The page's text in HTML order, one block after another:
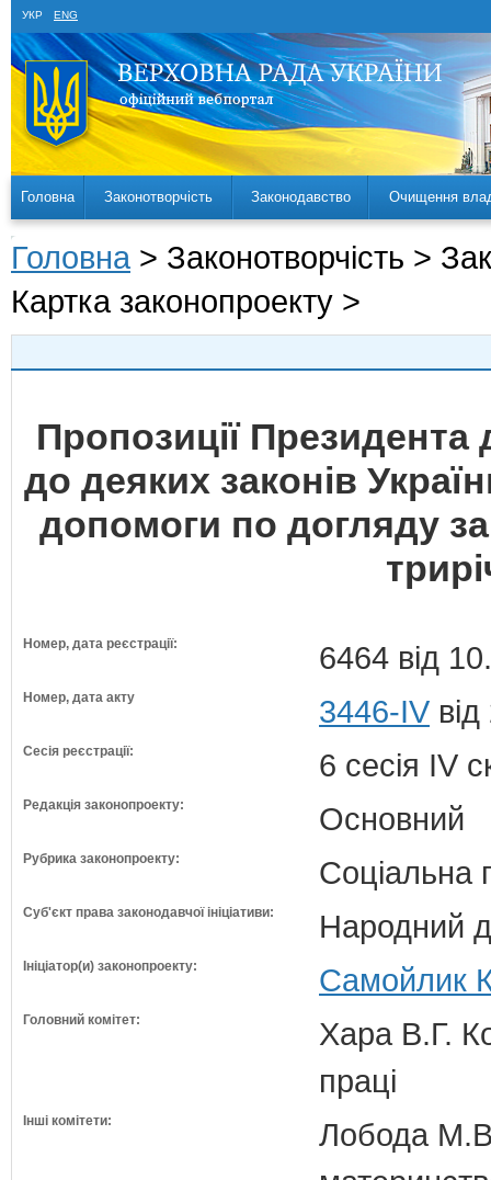
УКР ENG
Головна Законотворчість Законодавство Очищення
Головна > Законотворчість >
Картка законопроекту >
Пропозиції
до деяких законів
допомоги по догляду
Номер, дата реєстрації: 6464 від
Номер, дата акту 3446-IV
Сесія реєстрації: 6 сесія IV
Редакція законопроекту: Основний
Рубрика законопроекту: Соціальна
Суб'єкт права законодавчої ініціативи: Народний
Ініціатор(и) законопроекту: Самойлик
Головний комітет:
Хара В.Г.
праці
Інші комітети:
Лобода